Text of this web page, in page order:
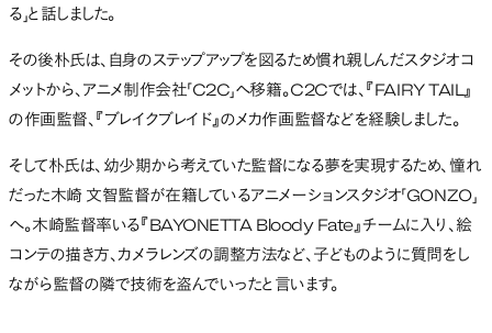
る」と話しました。
その後朴氏は、自身のステップアップを図るため慣れ親しんだスタジオコ
メットから、アニメ制作会社「C2C」へ移籍。C2Cでは、『FAIRY TAIL』
の作画監督、『ブレイクブレイド』のメカ作画監督などを経験しました。
そして朴氏は、幼少期から考えていた監督になる夢を実現するため、憧れ
だった木崎 文智監督が在籍しているアニメーションスタジオ「GONZO」
へ。木崎監督率いる『BAYONETTA Bloody Fate』チームに入り、絵
コンテの描き方、カメラレンズの調整方法など、子どものように質問をし
ながら監督の隣で技術を盗んでいったと言います。